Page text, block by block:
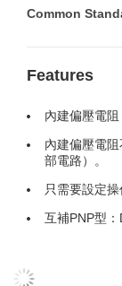
Common
Features
內建偏壓電阻
內建偏壓電
部電路）。
只需要設定
互補PNP型